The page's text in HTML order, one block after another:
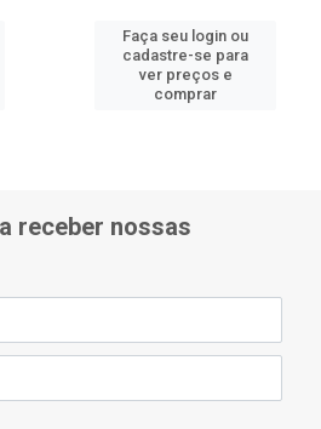
Faça seu login ou
cadastre-se para
ver preços e
comprar
receber nossas